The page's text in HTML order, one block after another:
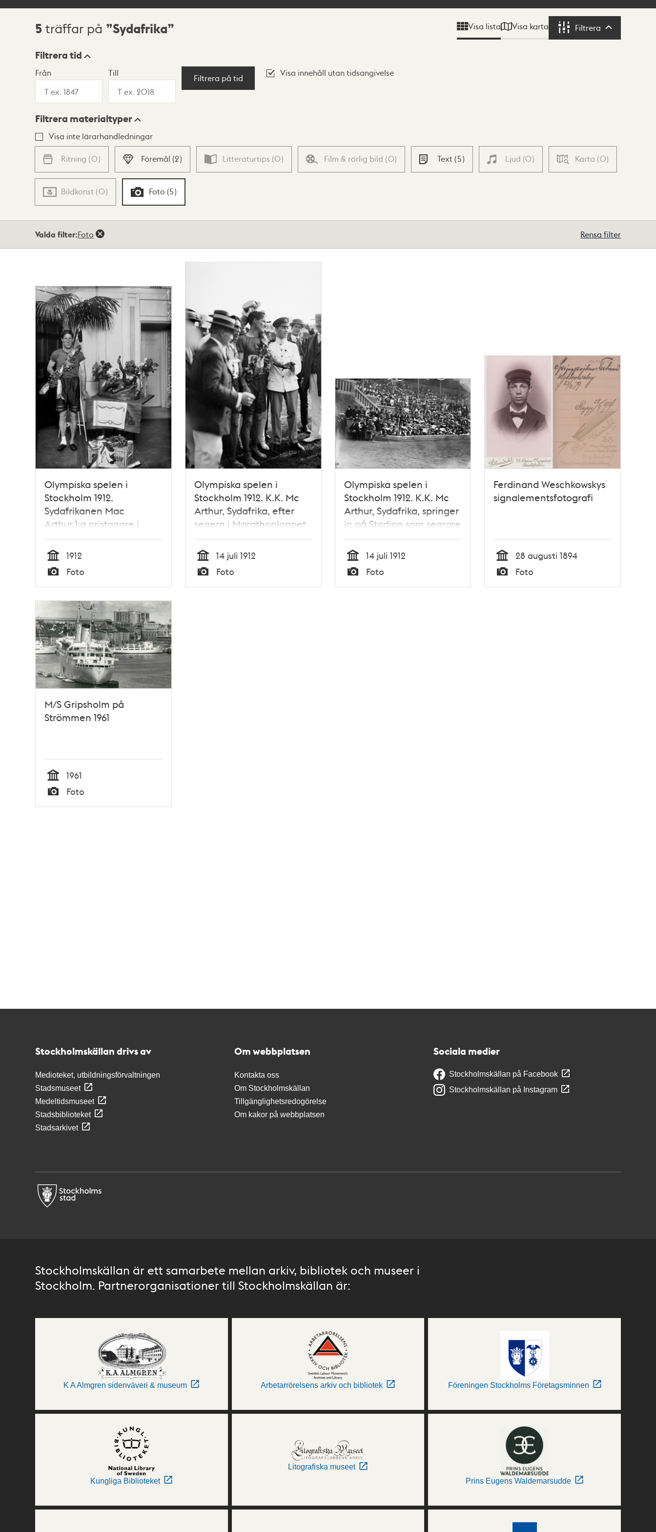
Sökresultat
5 träffar på Sydafrika Visa lista Visa karta Filtrera Filtrera
Visningsläge
Lista Karta
Filtrera tid
Från Till
Filtrera på tid
Visa innehåll utan tidsangivelse
Filtrera materialtyper
Visa inte lärarhandledningar
Ritning (0) Föremål (2) Litteraturtips (0) Film & rörlig bild (0) Text (5) Ljud (0) Karta (0)
Bildkonst (0) Foto (5)
Valda filter:Foto Rensa filter
Olympiska spelen i
Stockholm 1912.
Sydafrikanen Mac
Arthur,1:a pristagare i
maratonlöpning, med
sina priser.
Tid
1912
Foto
Olympiska spelen i
Stockholm 1912. K.K. Mc
Arthur, Sydafrika, efter
segern i Marathonloppet
den 14 juli.
Tid
14 juli 1912
Foto
Olympiska spelen i
Stockholm 1912. K.K. Mc
Arthur, Sydafrika, springer
in på Stadion som segrare
i marathonloppet.
Tid
14 juli 1912
Foto
Ferdinand Weschkowskys
signalementsfotografi
Tid
28 augusti 1894
Foto
M/S Gripsholm på
Strömmen 1961
Tid
1961
Typ
Foto
Stockholmskällan drivs av
Medioteket, utbildningsförvaltningen
Stadsmuseet
Medeltidsmuseet
Stadsbiblioteket
Stadsarkivet
Om webbplatsen
Kontakta oss
Om Stockholmskällan
Tillgänglighetsredogörelse
Om kakor på webbplatsen
Sociala medier
Stockholmskällan på Facebook
Stockholmskällan på Instagram
Stockholmskällan är ett samarbete mellan arkiv, bibliotek och museer i
Stockholm. Partnerorganisationer till Stockholmskällan är:
K A Almgren sidenväveri & museum Arbetarrörelsens arkiv och bibliotek Föreningen Stockholms Företagsminnen
Kungliga Biblioteket
Litografiska museet
Prins Eugens Waldemarsudde